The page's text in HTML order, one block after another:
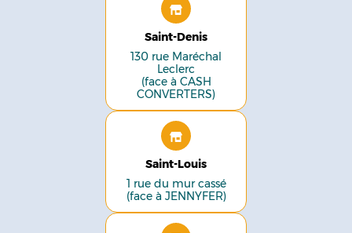
Saint-Denis
130 rue Maréchal
Leclerc
(face à CASH
CONVERTERS)
Saint-Louis
1 rue du mur cassé
(face à JENNYFER)